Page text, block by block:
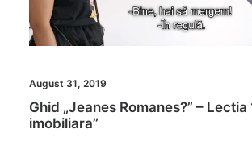
August 31, 2019
Ghid „Jeanes Romanes?” – Lectia
imobiliara”